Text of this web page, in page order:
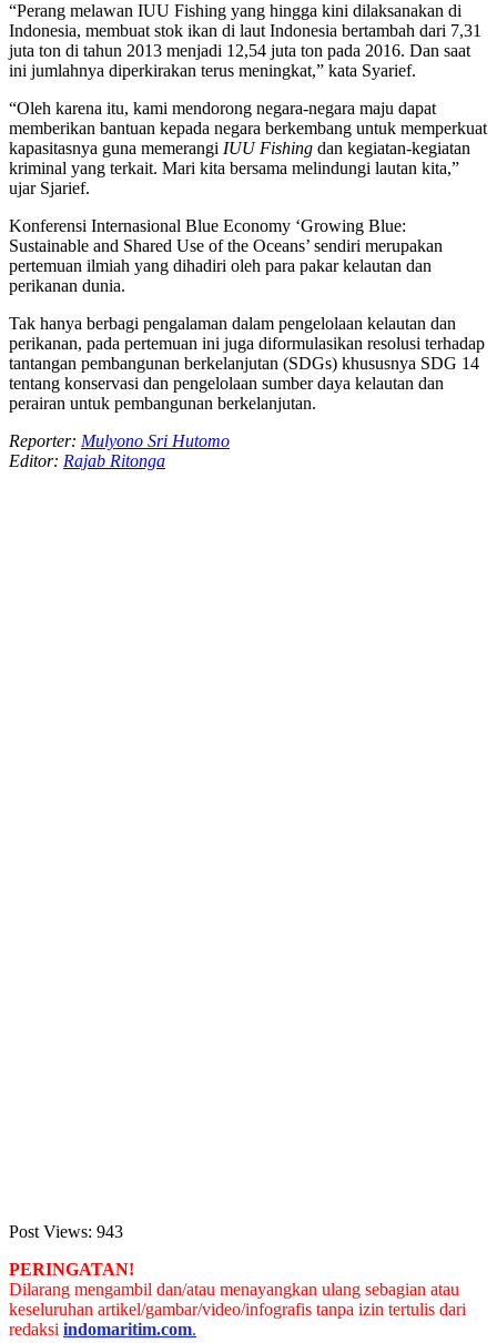
“Perang melawan IUU Fishing yang hingga kini dilaksanakan di
Indonesia, membuat stok ikan di laut Indonesia bertambah dari 7,31
juta ton di tahun 2013 menjadi 12,54 juta ton pada 2016. Dan saat
ini jumlahnya diperkirakan terus meningkat,” kata Syarief.
“Oleh karena itu, kami mendorong negara-negara maju dapat
memberikan bantuan kepada negara berkembang untuk memperkuat
kapasitasnya guna memerangi IUU Fishing dan kegiatan-kegiatan
kriminal yang terkait. Mari kita bersama melindungi lautan kita,”
ujar Sjarief.
Konferensi Internasional Blue Economy ‘Growing Blue:
Sustainable and Shared Use of the Oceans’ sendiri merupakan
pertemuan ilmiah yang dihadiri oleh para pakar kelautan dan
perikanan dunia.
Tak hanya berbagi pengalaman dalam pengelolaan kelautan dan
perikanan, pada pertemuan ini juga diformulasikan resolusi terhadap
tantangan pembangunan berkelanjutan (SDGs) khususnya SDG 14
tentang konservasi dan pengelolaan sumber daya kelautan dan
perairan untuk pembangunan berkelanjutan.
Reporter: Mulyono Sri Hutomo
Editor: Rajab Ritonga
Post Views: 943
PERINGATAN!
Dilarang mengambil dan/atau menayangkan ulang sebagian atau
keseluruhan artikel/gambar/video/infografis tanpa izin tertulis dari
redaksi indomaritim.com.